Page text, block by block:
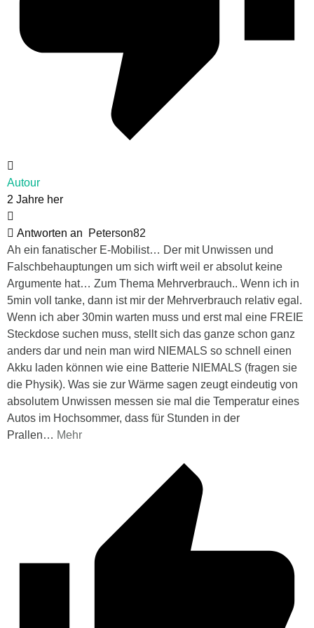
Autour
2 Jahre her
Antworten an
Peterson82
Ah ein fanatischer E-Mobilist… Der mit Unwissen und
Falschbehauptungen um sich wirft weil er absolut keine
Argumente hat… Zum Thema Mehrverbrauch.. Wenn ich in
5min voll tanke, dann ist mir der Mehrverbrauch relativ egal.
Wenn ich aber 30min warten muss und erst mal eine FREIE
Steckdose suchen muss, stellt sich das ganze schon ganz
anders dar und nein man wird NIEMALS so schnell einen
Akku laden können wie eine Batterie NIEMALS (fragen sie
die Physik). Was sie zur Wärme sagen zeugt eindeutig von
absolutem Unwissen messen sie mal die Temperatur eines
Autos im Hochsommer, dass für Stunden in der
Prallen… Mehr